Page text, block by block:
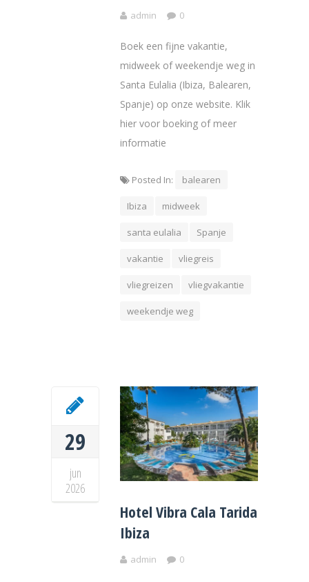
admin 0
Boek een fijne vakantie,
midweek of weekendje weg in
Santa Eulalia (Ibiza, Balearen,
Spanje) op onze website. Klik
hier voor boeking of meer
informatie
Posted In: balearen
Ibiza midweek
santa eulalia Spanje
vakantie vliegreis
vliegreizen vliegvakantie
weekendje weg
29
jun
2026
Hotel Vibra Cala Tarida
Ibiza
admin 0